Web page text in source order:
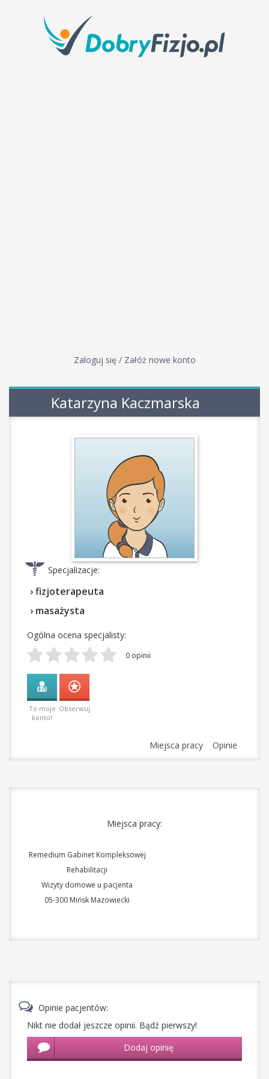
Zaloguj się / Załóż nowe konto
Katarzyna Kaczmarska
Specjalizacje:
› fizjoterapeuta
› masażysta
Ogólna ocena specjalisty:
0 opinii
To moje
konto!
Obserwuj
Miejsca pracy Opinie
Miejsca pracy:
Remedium Gabinet Kompleksowej
Rehabilitacji
Wizyty domowe u pacjenta
05-300 Mińsk Mazowiecki
Opinie pacjentów:
Nikt nie dodał jeszcze opinii. Bądź pierwszy!
Dodaj opinię